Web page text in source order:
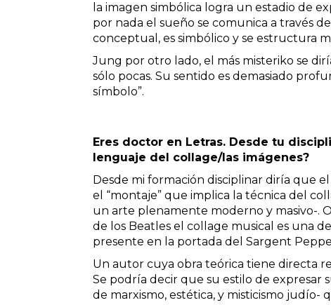
la imagen simbólica logra un estadio de
por nada el sueño se comunica a través
conceptual, es simbólico y se estructura
Jung por otro lado, el más misteriko se
sólo pocas. Su sentido es demasiado
símbolo”.
Eres doctor en Letras. Desde tu
lenguaje del collage/las imágenes?
Desde mi formación disciplinar diría que
el “montaje” que implica la técnica del
un arte plenamente moderno y masivo-.
de los Beatles el collage musical es una
presente en la portada del Sargent
Un autor cuya obra teórica tiene directa
Se podría decir que su estilo de expresar
de marxismo, estética, y misticismo